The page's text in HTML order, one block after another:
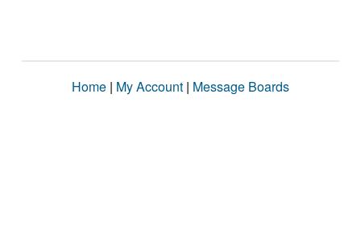
Home | My Account | Message Boards